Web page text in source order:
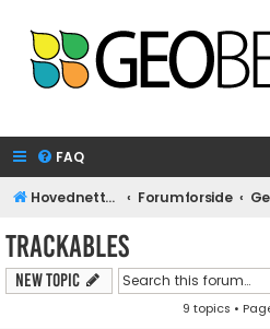
FAQ
Hovednettside Forumforside
Trackables
New Topic
9 topics •